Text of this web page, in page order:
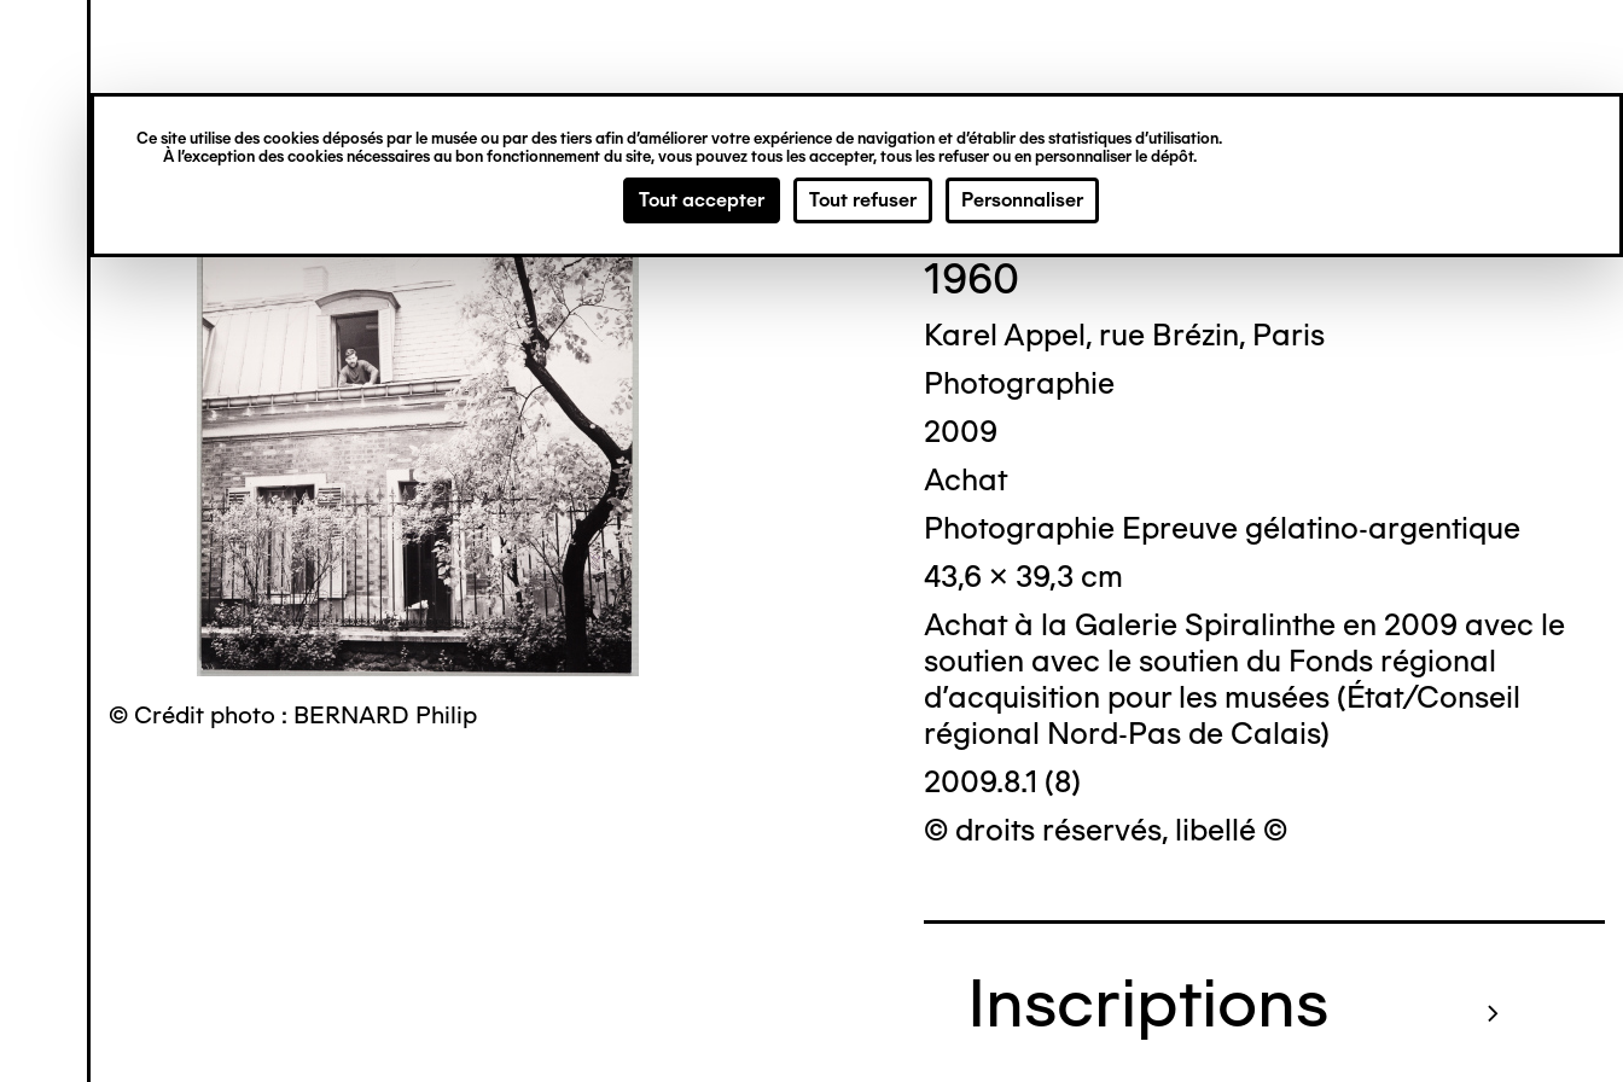
Ce site utilise des cookies déposés par le musée ou par des tiers afin d’améliorer votre expérience de navigation et d’établir des statistiques d’utilisation.
À l’exception des cookies nécessaires au bon fonctionnement du site, vous pouvez tous les accepter, tous les refuser ou en personnaliser le dépôt.
Tout accepter Tout refuser Personnaliser
principal
verticale
© Crédit photo : BERNARD Philip
Cor DEKKINGA
1960
Karel Appel, rue Brézin, Paris
Photographie
2009
Achat
Photographie Epreuve gélatino-argentique
43,6 x 39,3 cm
Achat à la Galerie Spiralinthe en 2009 avec le
soutien avec le soutien du Fonds régional
d'acquisition pour les musées (État/Conseil
régional Nord-Pas de Calais)
2009.8.1 (8)
© droits réservés, libellé ©
Inscriptions